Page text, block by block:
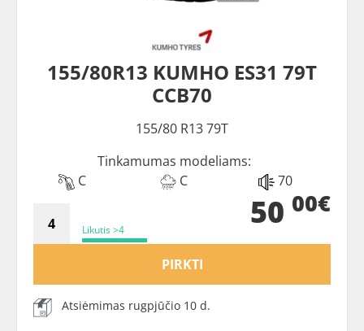
155/80R13 KUMHO ES31 79T
CCB70
155/80 R13 79T
Tinkamumas modeliams:
C
C 70
Likutis >4 50 00€
PIRKTI
Atsiėmimas rugpjūčio 10 d.